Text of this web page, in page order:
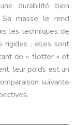
durabilité bien
masse le rend
les techniques de
rigides ; elles sont
de « flotter » et
leur poids est un
suivante